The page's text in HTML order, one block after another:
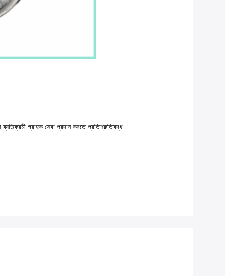
গ্রাহক সেবা প্রদান করতে প্রতিশ্রুতিবদ্ধ.